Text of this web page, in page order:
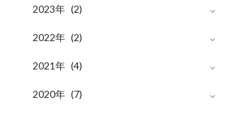
7月 (1)
2023年 (2)
9月 (1)
5月 (1)
2022年 (2)
8月 (1)
7月 (1)
2021年 (4)
11月 (2)
2020年 (7)